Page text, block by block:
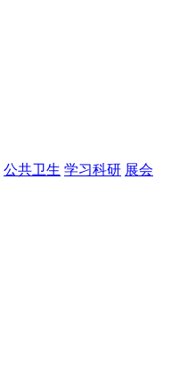
公共卫生 学习科研 展会